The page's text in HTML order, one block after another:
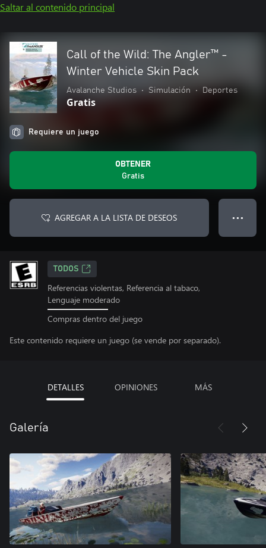
Saltar al contenido principal
Call of the Wild: The Angler™ -
Winter Vehicle Skin Pack
Avalanche Studios • Simulación • Deportes
Gratis
Requiere un juego
OBTENER
Gratis
AGREGAR A LA LISTA DE DESEOS ● ● ●
TODOS
Referencias violentas, Referencia al tabaco,
Lenguaje moderado
Compras dentro del juego
Este contenido requiere un juego (se vende por separado).
DETALLES OPINIONES MÁS
Galería